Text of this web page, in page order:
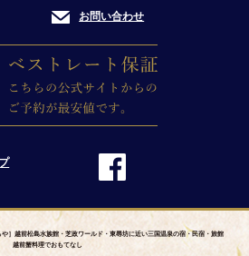
お問い合わせ
］越前松島水族館・芝政ワールド・東尋坊に近い三国温泉の宿・民宿・旅館
越前蟹料理でおもてなし